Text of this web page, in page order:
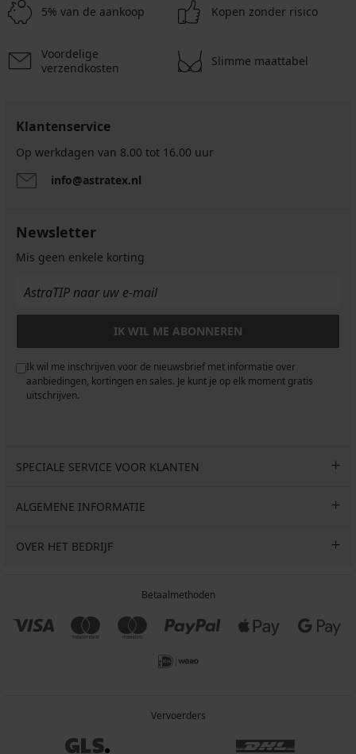
5% van de aankoop Kopen zonder risico
Voordelige
verzendkosten
Slimme maattabel
Klantenservice
Op werkdagen van 8.00 tot 16.00 uur
info@astratex.nl
Newsletter
Mis geen enkele korting
IK WIL ME ABONNEREN
Ik wil me inschrijven voor de nieuwsbrief met informatie over
aanbiedingen, kortingen en sales. Je kunt je op elk moment gratis
uitschrijven.
SPECIALE SERVICE VOOR KLANTEN
ALGEMENE INFORMATIE
OVER HET BEDRIJF
Betaalmethoden
Vervoerders